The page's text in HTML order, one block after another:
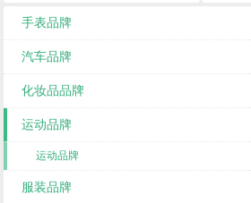
手表品牌
汽车品牌
化妆品品牌
运动品牌
运动品牌
服装品牌